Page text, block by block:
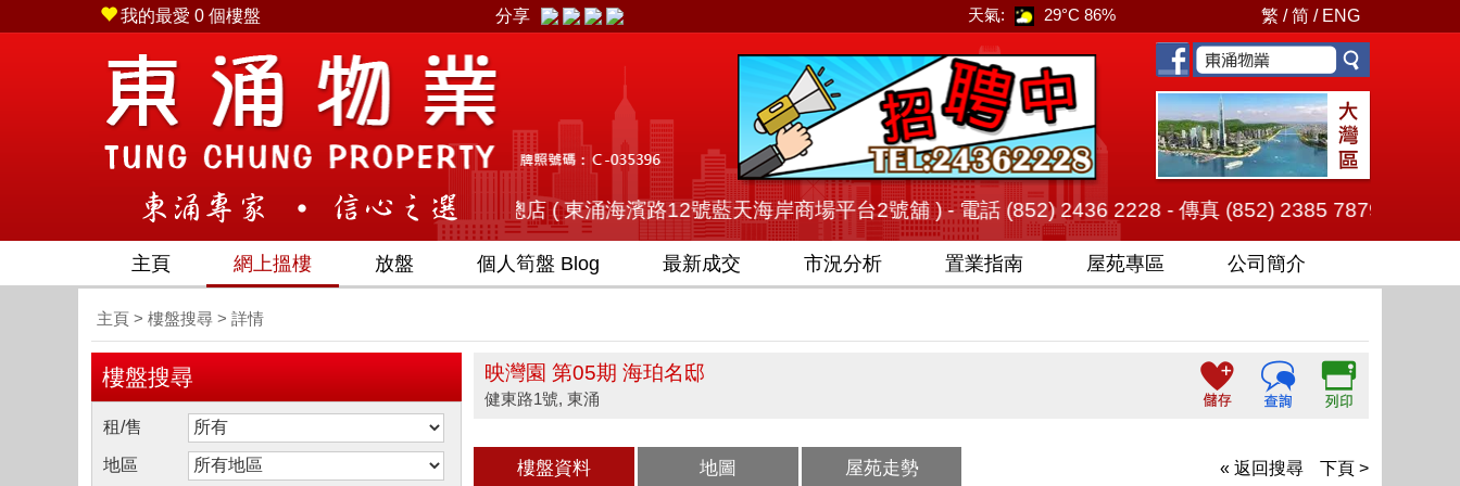
我的最愛 0 個樓盤 分享 天氣: 29°C 86% 繁 /简 / ENG
話 (852) 2436 2228 - 傳真 (852) 2385 7879 旗艦總店 ( 東涌海濱路12號藍天海岸商場平台2號舖 ) - 電話 (852) 2436 2228 - 傳真 (852) 2385 7879 旗艦
主頁 網上搵樓 放盤 個人筍盤 Blog 最新成交 市況分析 置業指南 屋苑專區 公司簡介
主頁 > 樓盤搜尋 > 詳情
樓盤搜尋
租/售
地區
映灣園 第05期 海珀名邸
健東路1號, 東涌
樓盤資料 地圖 屋苑走勢 « 返回搜尋 下頁 >